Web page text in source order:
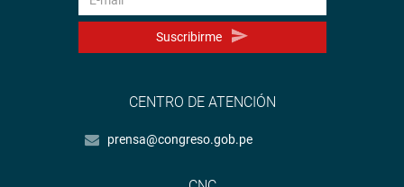
Suscribirme
CENTRO DE ATENCIÓN
prensa@congreso.gob.pe